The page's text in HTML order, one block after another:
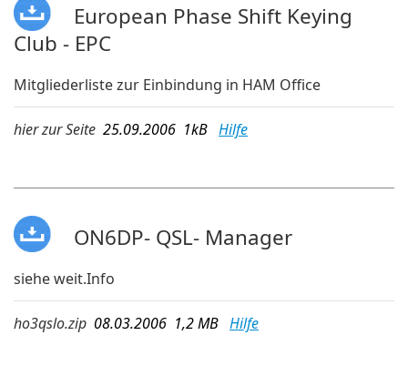
European Phase Shift Keying
Club - EPC
Mitgliederliste zur Einbindung in HAM Office
hier zur Seite 25.09.2006 1kB Hilfe
ON6DP- QSL- Manager
siehe weit.Info
ho3qslo.zip 08.03.2006 1,2 MB Hilfe